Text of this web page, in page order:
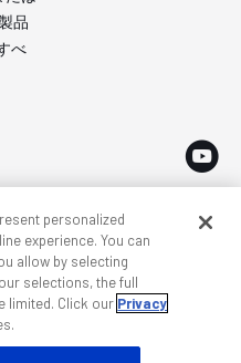
品
べ
シーとクッキー
ップ
personalized
experience. You can
allow by selecting
selections, the full
limited. Click our Privacy